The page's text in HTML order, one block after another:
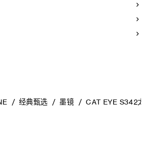
皂水清洁太阳眼镜，然后以干净柔软的布
酒精、丙酮等）或刺激性清洁剂，以免损
经典甄选 墨镜 CAT EYE S342太